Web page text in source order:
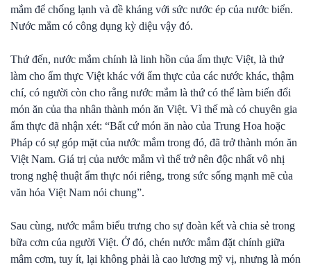
mắm để chống lạnh và đề kháng với sức nước ép của nước biển.
Nước mắm có công dụng kỳ diệu vậy đó.
Thứ đến, nước mắm chính là linh hồn của ẩm thực Việt, là thứ
làm cho ẩm thực Việt khác với ẩm thực của các nước khác, thậm
chí, có người còn cho rằng nước mắm là thứ có thể làm biến đổi
món ăn của tha nhân thành món ăn Việt. Vì thế mà có chuyên gia
ẩm thực đã nhận xét: “Bất cứ món ăn nào của Trung Hoa hoặc
Pháp có sự góp mặt của nước mắm trong đó, đã trở thành món ăn
Việt Nam. Giá trị của nước mắm vì thế trở nên độc nhất vô nhị
trong nghệ thuật ẩm thực nói riêng, trong sức sống mạnh mẽ của
văn hóa Việt Nam nói chung”.
Sau cùng, nước mắm biểu trưng cho sự đoàn kết và chia sẻ trong
bữa cơm của người Việt. Ở đó, chén nước mắm đặt chính giữa
mâm cơm, tuy ít, lại không phải là cao lương mỹ vị, nhưng là món